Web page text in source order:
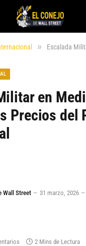
» Escalada Militar en Medio
en
Precios del
Wall Street 31 marzo, 2026
2 Mins de Lectura